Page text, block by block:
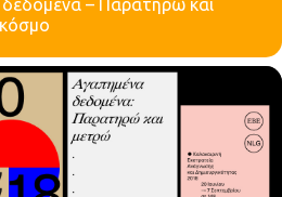
– Παρατηρώ και